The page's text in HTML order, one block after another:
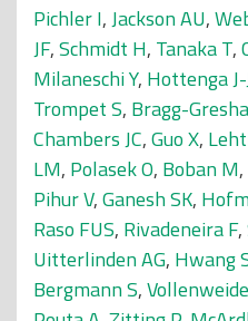
Pichler I,Jackson AU,
JF,Schmidt H, Tanaka T,
Milaneschi Y, Hottenga J-
Trompet S, Bragg-
Chambers JC,Guo X,
LM, Polasek O, Boban M,
Pihur V,Ganesh SK,
Raso FUS, Rivadeneira F,
Uitterlinden AG, Hwang
Bergmann S,